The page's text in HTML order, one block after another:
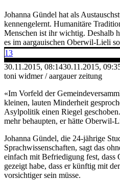
Johanna Gündel hat als
kennengelernt. Humanitäre
Menschen ist ihr wichtig. Deshalb
es im aargauischen Oberwil-Lieli
13
30.11.2015, 08:1430.11.2015,
toni widmer / aargauer zeitung
«Im Vorfeld der
kleinen, lauten Minderheit
Asylpolitik einen Riegel
mehr behaupten, er hätte Oberwil-
Johanna Gündel, die 24-jährige
Sprachwissenschaften, sagt das
einfach mit Befriedigung fest,
gezeigt habe, dass er künftig mit
vorsichtiger sein müsse.